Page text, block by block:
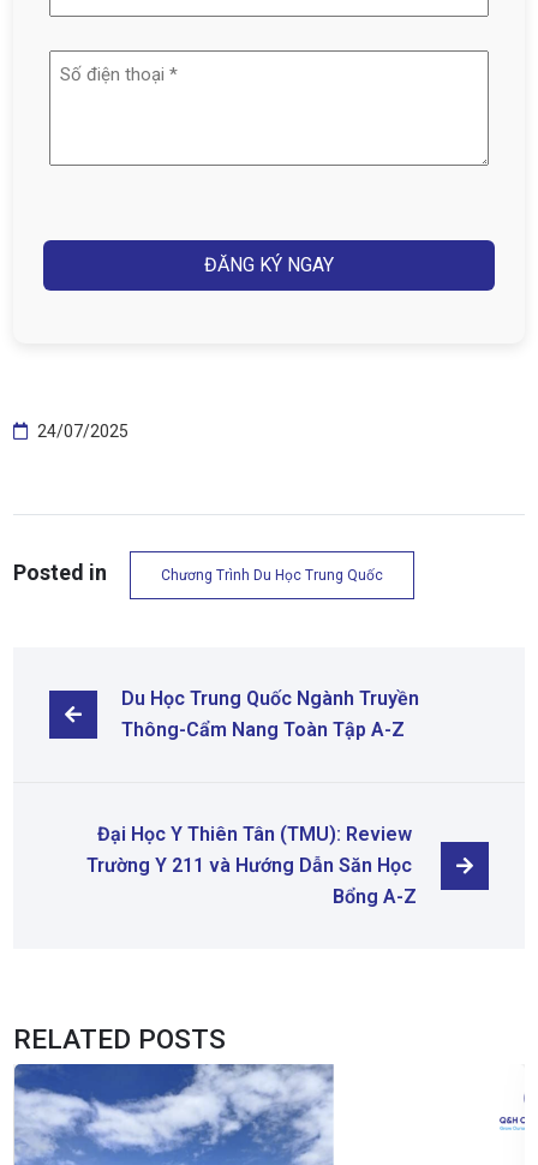
email
(Required)
Số
24/07/2025
Posted in Chương Trình Du Học Trung Quốc
Du Học Trung Quốc Ngành Truyền
Thông-Cẩm Nang Toàn Tập A-Z
Đại Học Y Thiên Tân (TMU): Review
Trường Y 211 và Hướng Dẫn Săn Học
Bổng A-Z
RELATED POSTS